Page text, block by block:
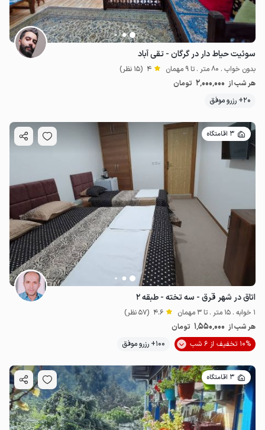
سوئیت حیاط دار در گرگان - تقی آباد
بدون خواب . 80 متر . تا 9 مهمان 4 (15 نظر)
هر شب از 2٬000٬000 تومان
20+ رزرو موفق
3 اقامتگاه
اتاق در شهر قرق - سه تخته - طبقه ۲
1 خوابه . 15 متر . تا 3 مهمان 4.6 (57 نظر)
هر شب از 1٬550٬000 تومان
10% تخفیف از 6 شب
100+ رزرو موفق
3 اقامتگاه